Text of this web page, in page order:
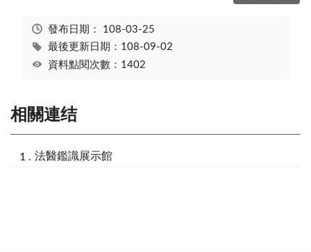
發布日期： 108-03-25
最後更新日期：108-09-02
資料點閱次數：1402
相關連结
法醫鑑識展示館